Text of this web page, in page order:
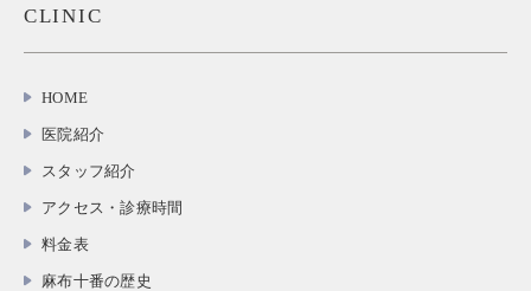
CLINIC
HOME
医院紹介
スタッフ紹介
アクセス・診療時間
料金表
麻布十番の歴史